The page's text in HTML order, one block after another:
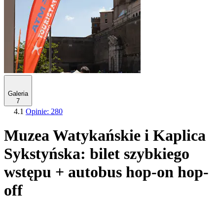
Galeria
7
4.1 Opinie: 280
Muzea Watykańskie i Kaplica
Sykstyńska: bilet szybkiego
wstępu + autobus hop-on hop-
off